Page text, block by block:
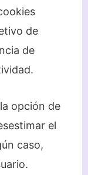
de
de
opción de
el
caso,